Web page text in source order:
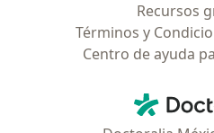
Recursos
Términos y
Centro de ayuda